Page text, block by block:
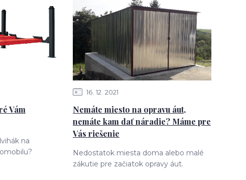
Vám
na
16 12 2021
Nemáte miesto na opravu áut,
nemáte kam dať náradie? Máme pre
Vás riešenie
Nedostatok miesta doma alebo malé
zákutie pre začiatok opravy áut.